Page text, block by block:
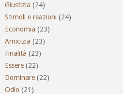
Giustizia (24)
Stimoli e reazioni (24)
Economia (23)
Amicizia (23)
Finalità (23)
Essere (22)
Dominare (22)
Odio (21)